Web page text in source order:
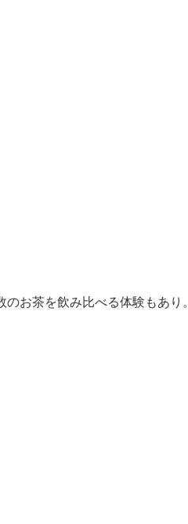
お茶を飲み比べる体験もあり